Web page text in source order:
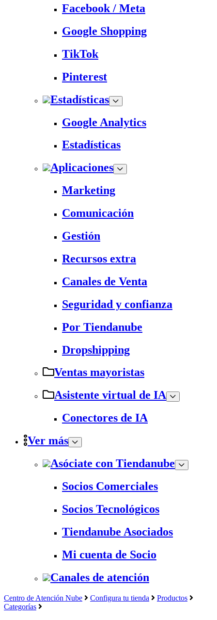
Facebook / Meta
Google Shopping
TikTok
Pinterest
Estadísticas
Google Analytics
Estadísticas
Aplicaciones
Marketing
Comunicación
Gestión
Recursos extra
Canales de Venta
Seguridad y confianza
Por Tiendanube
Dropshipping
Ventas mayoristas
Asistente virtual de IA
Conectores de IA
Ver más
Asóciate con Tiendanube
Socios Comerciales
Socios Tecnológicos
Tiendanube Asociados
Mi cuenta de Socio
Canales de atención
Centro de Atención Nube Configura tu tienda
Productos
Categorías